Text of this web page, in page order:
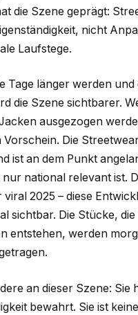
die Szene geprägt:
nicht
Laufstege.
Tage länger werden und
die Szene sichtbarer.
ausgezogen
Vorschein. Die
ist an dem Punkt
national relevant ist.
viral 2025 – diese
sichtbar. Die Stücke,
entstehen, werden
an dieser Szene: Sie
bewahrt. Sie ist